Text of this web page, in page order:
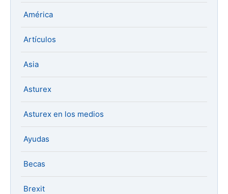
América
Artículos
Asia
Asturex
Asturex en los medios
Ayudas
Becas
Brexit